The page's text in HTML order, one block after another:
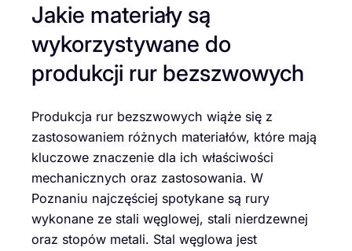
Jakie materiały są
wykorzystywane do
produkcji rur bezszwowych
Produkcja rur bezszwowych wiąże się z
zastosowaniem różnych materiałów, które mają
kluczowe znaczenie dla ich właściwości
mechanicznych oraz zastosowania. W
Poznaniu najczęściej spotykane są rury
wykonane ze stali węglowej, stali nierdzewnej
oraz stopów metali. Stal węglowa jest